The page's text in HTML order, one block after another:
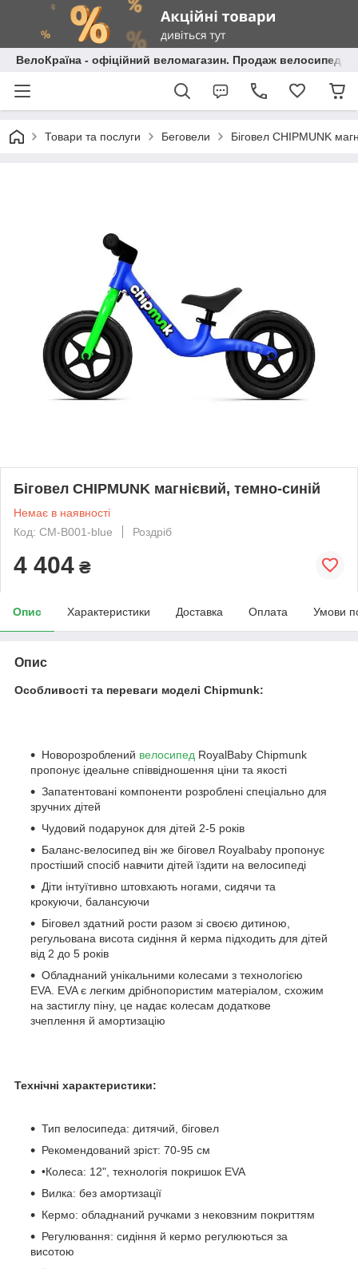
ВелоКраїна - офіційний веломагазин. Продаж велосипедів
Товари та послуги Беговели Біговел CHIPMUNK
Біговел CHIPMUNK магнієвий, темно-синій
Немає в наявності
Код: CM-B001-blue
Роздріб
4 404 ₴
Опис Характеристики Доставка Оплата Умови
Опис
Особливості та переваги моделі Chipmunk:
Новорозроблений велосипед RoyalBaby Chipmunk
пропонує ідеальне співвідношення ціни та якості
Запатентовані компоненти розроблені спеціально для
зручних дітей
Чудовий подарунок для дітей 2-5 років
Баланс-велосипед він же біговел Royalbaby пропонує
простіший спосіб навчити дітей їздити на велосипеді
Діти інтуїтивно штовхають ногами, сидячи та
крокуючи, балансуючи
Біговел здатний рости разом зі своєю дитиною,
регульована висота сидіння й керма підходить для дітей
від 2 до 5 років
Обладнаний унікальними колесами з технологією
EVA. EVA є легким дрібнопористим матеріалом, схожим
на застиглу піну, це надає колесам додаткове
зчеплення й амортизацію
Технічні характеристики:
Тип велосипеда: дитячий, біговел
Рекомендований зріст: 70-95 см
•Колеса: 12", технологія покришок EVA
Вилка: без амортизації
Кермо: обладнаний ручками з нековзним покриттям
Регулювання: сидіння й кермо регулюються за
висотою